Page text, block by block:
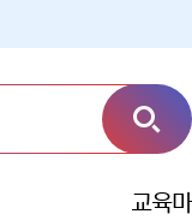
교육